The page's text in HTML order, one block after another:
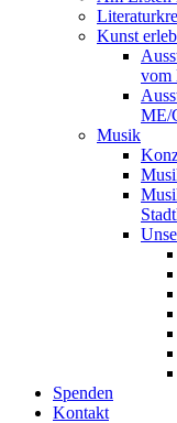
Kunst
vom
ME/
Musik
Spenden
Kontakt